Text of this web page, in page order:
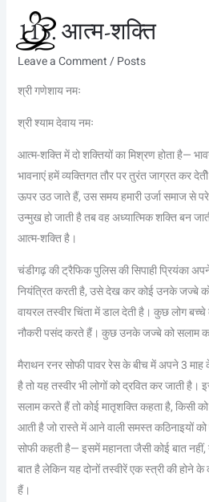
content
115. आत्म-शक्ति
Leave a Comment/Posts
श्री गणेशाय नमः
श्री श्याम देवाय नमः
आत्म-शक्ति में दो शक्तियों का मिश्रण होता है—
भावनाएं हमें व्यक्तिगत तौर पर तुरंत जाग्रत कर
ऊपर उठ जाते हैं, उस समय हमारी उर्जा समाज से
उन्मुख हो जाती है तब वह अध्यात्मिक शक्ति बन
आत्म-शक्ति है।
चंडीगढ़ की ट्रैफिक पुलिस की सिपाही प्रियंका
नियंत्रित करती है, उसे देख कर कोई उनके जज्बे
वायरल तस्वीर चिंता में डाल देती है। कुछ लोग
नौकरी पसंद करते हैं। कुछ उनके जज्बे को सलाम
मैराथन रनर सोफी पावर रेस के बीच में अपने 3
है तो यह तस्वीर भी लोगों को द्रवित कर जाती है।
सलाम करते हैं तो कोई मातृशक्ति कहता है, किसी
आती है जो रास्ते में आने वाली समस्त कठिनाइयों
सोफी कहती है— इसमें महानता जैसी कोई बात नहीं,
बात है लेकिन यह दोनों तस्वीरें एक स्त्री की होने
हैं।